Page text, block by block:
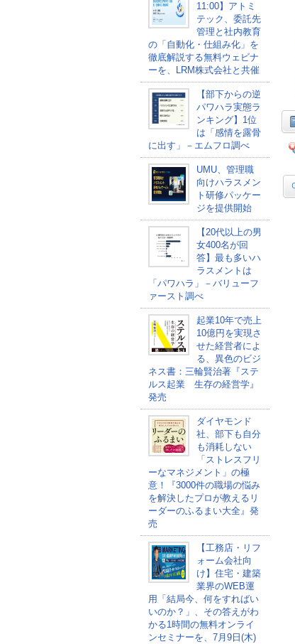
11:00】アトミ
テック、委託先
管理と社内教育
の「自動化・仕組み化」を
徹底解説する無料ウェビナ
ーを、LRM株式会社と共催
【部下からの逆
パワハラ実態ラ
ンキング】1位
は「感情を露骨
に出す」－エムフロ調べ
UMU、管理職
向けハラスメン
ト研修パッケー
ジを提供開始
【20代以上の男
女400名が回
答】最も多いハ
ラスメントは
「パワハラ」－バリューフ
ァースト調べ
起業10年で売上
10億円を実現さ
せた経営者によ
る、異色のビジ
ネス書：三輪賢治著『ステ
ルス起業 生存の経営学』
発売
ダイヤモンド
社、部下も自分
も消耗しない
「ストレスフリ
ーなマネジメント」の極
意！『3000件の職場の悩み
を解決したプロが教えるリ
ーダーのふるまい大全』発
売
【工務店・リフ
ォーム会社向
け】住宅・建築
業界のWEB運
用「結局今、何をすればい
いのか？」、その答えがわ
かる1時間の無料オンライ
ンセミナーを、7月9日(木)